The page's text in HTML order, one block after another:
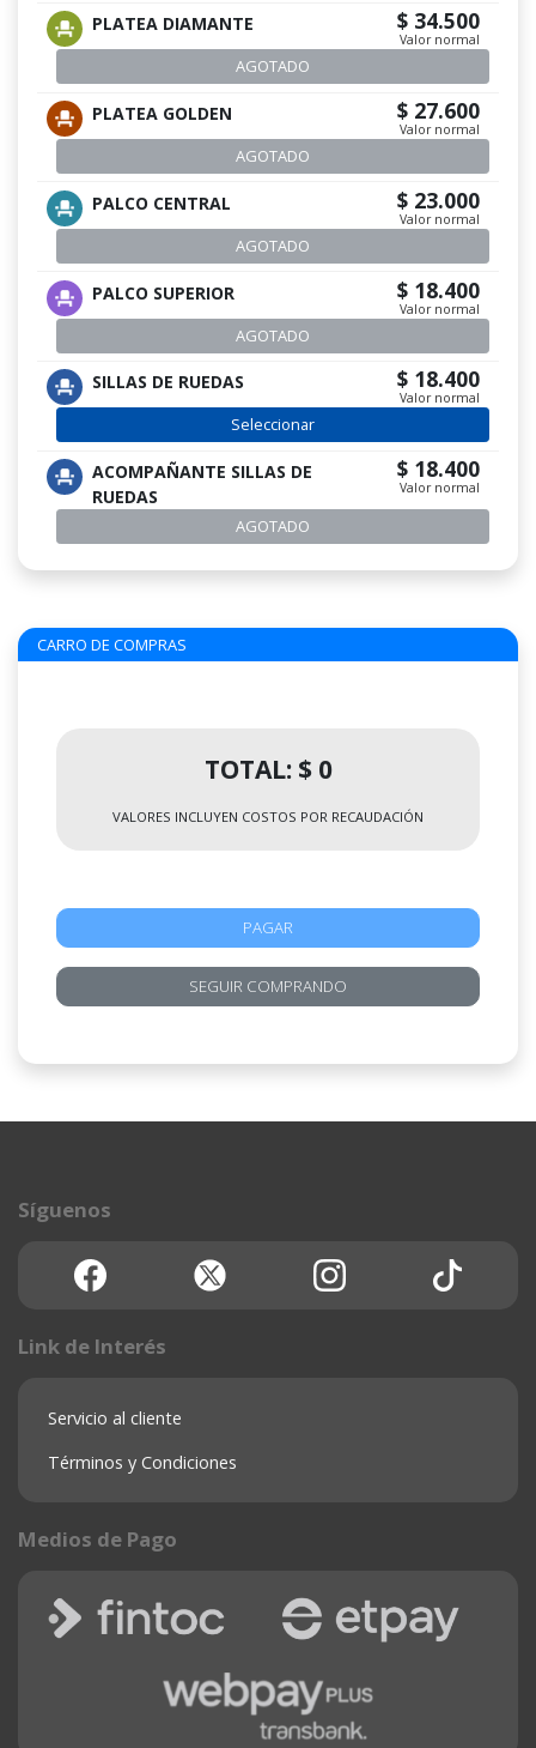
PLATEA DIAMANTE $ 34.500
Valor normal
AGOTADO
PLATEA GOLDEN $ 27.600
Valor normal
AGOTADO
PALCO CENTRAL $ 23.000
Valor normal
AGOTADO
PALCO SUPERIOR $ 18.400
Valor normal
AGOTADO
SILLAS DE RUEDAS $ 18.400
Valor normal
Seleccionar
ACOMPAÑANTE SILLAS DE
RUEDAS
$ 18.400
Valor normal
AGOTADO
CARRO DE COMPRAS
TOTAL: $ 0
VALORES INCLUYEN COSTOS POR RECAUDACIÓN
SEGUIR COMPRANDO
PAGAR
Síguenos
Link de Interés
Servicio al cliente
Términos y Condiciones
Medios de Pago